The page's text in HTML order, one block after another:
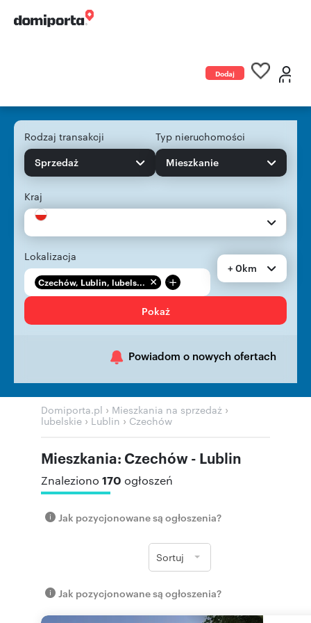
Dodaj
Rodzaj transakcji
Sprzedaż
Typ nieruchomości
Mieszkanie
Kraj
Lokalizacja
Czechów, Lublin, lubels... +
+ 0km
Pokaż
Powiadom o nowych ofertach
Domiporta.pl › Mieszkania na sprzedaż ›
lubelskie › Lublin › Czechów
Mieszkania: Czechów - Lublin
Znaleziono 170 ogłoszeń
Jak pozycjonowane są ogłoszenia?
Sortuj
Jak pozycjonowane są ogłoszenia?